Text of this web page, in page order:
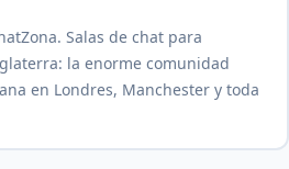
Salas de chat para
la enorme comunidad
en Londres, Manchester y toda